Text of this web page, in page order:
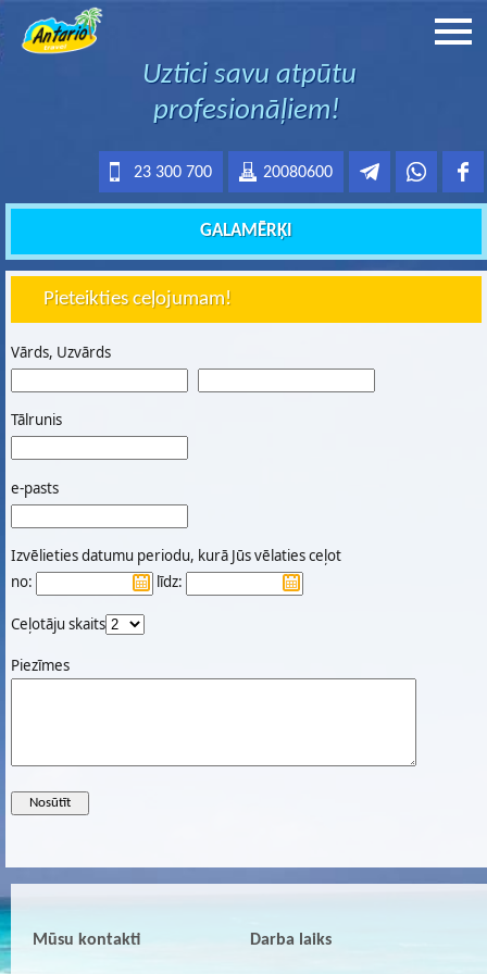
Uztici savu atpūtu
profesionāļiem!
20080600
23 300 700
GALAMĒRĶI
Pieteikties ceļojumam!
Vārds, Uzvārds
Tālrunis
e-pasts
Izvēlieties datumu periodu, kurā Jūs vēlaties ceļot
no:
līdz:
Ceļotāju skaits
Piezīmes
Mūsu kontakti Darba laiks